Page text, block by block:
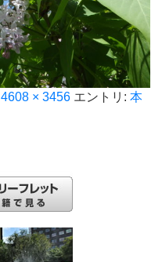
4608 × 3456 エントリ: 本